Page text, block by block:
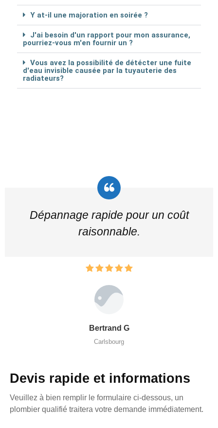
Y at-il une majoration en soirée ?
J'ai besoin d'un rapport pour mon assurance,
pourriez-vous m'en fournir un ?
Vous avez la possibilité de détécter une fuite
d'eau invisible causée par la tuyauterie des
radiateurs?
Dépannage rapide pour un coût
raisonnable.
Bertrand G
Carlsbourg
Devis rapide et informations
Veuillez à bien remplir le formulaire ci-dessous, un
plombier qualifié traitera votre demande immédiatement.